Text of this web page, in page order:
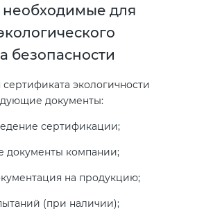
для
безопасности
экологичности
документы:
сертификации;
документы компании;
на продукцию;
(при наличии);